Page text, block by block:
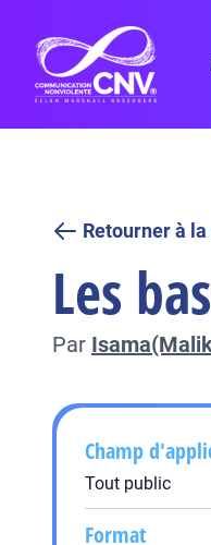
Retourner à
Les
Par
Champ
Tout public
Format